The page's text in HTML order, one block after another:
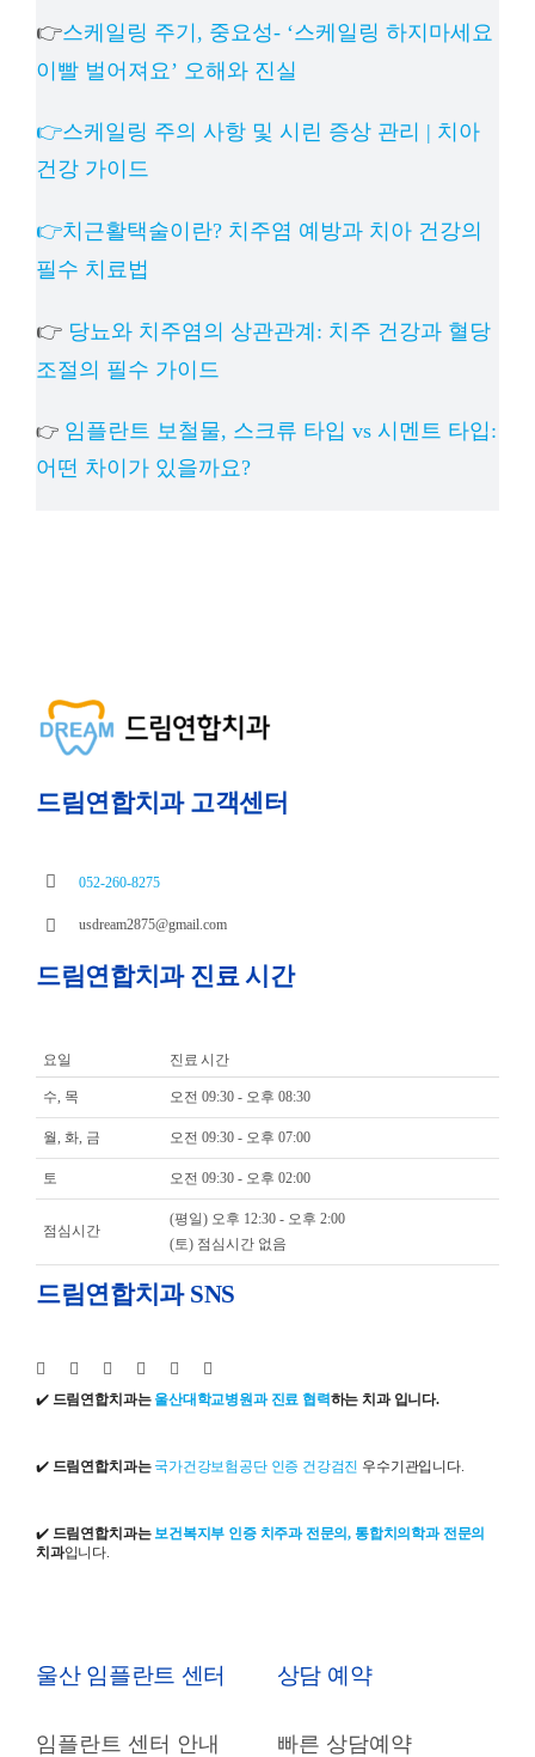
👉스케일링 주기, 중요성- ‘스케일링 하지마세요
이빨 벌어져요’ 오해와 진실
👉스케일링 주의 사항 및 시린 증상 관리 | 치아
건강 가이드
👉치근활택술이란? 치주염 예방과 치아 건강의
필수 치료법
👉 당뇨와 치주염의 상관관계: 치주 건강과 혈당
조절의 필수 가이드
👉 임플란트 보철물, 스크류 타입 vs 시멘트 타입:
어떤 차이가 있을까요?
드림연합치과 고객센터
052-260-8275
usdream2875@gmail.com
드림연합치과 진료 시간
요일 진료 시간
수, 목 오전 09:30 - 오후 08:30
월, 화, 금 오전 09:30 - 오후 07:00
토 오전 09:30 - 오후 02:00
점심시간
(평일) 오후 12:30 - 오후 2:00
(토) 점심시간 없음
드림연합치과 SNS
✔️ 드림연합치과는 울산대학교병원과 진료 협력하는 치과 입니다.
✔️ 드림연합치과는 국가건강보험공단 인증 건강검진 우수기관입니다.
✔️ 드림연합치과는 보건복지부 인증 치주과 전문의, 통합치의학과 전문의
치과입니다.
울산 임플란트 센터
임플란트 센터 안내
상담 예약
빠른 상담예약